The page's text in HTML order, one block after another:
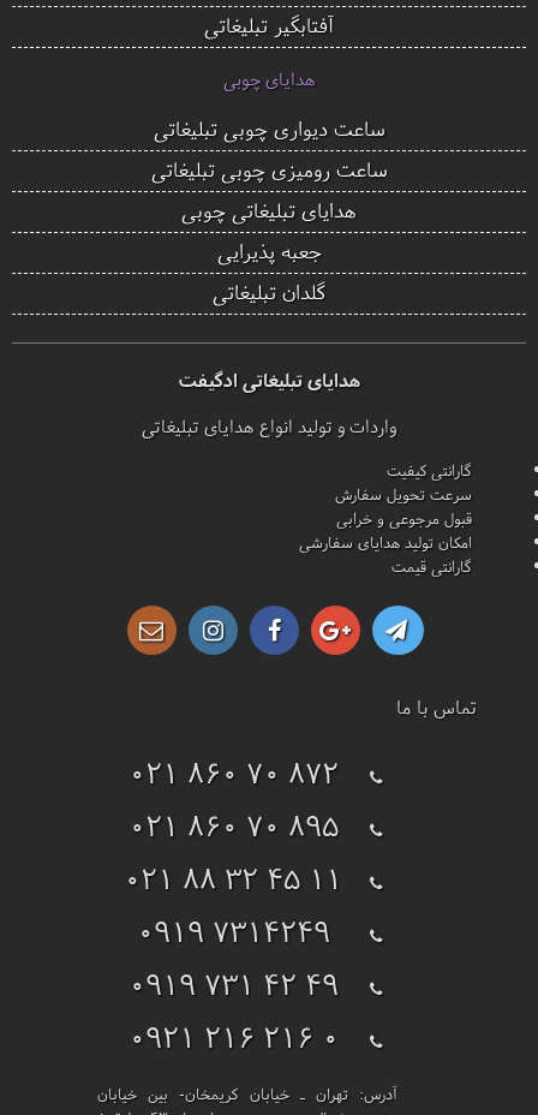
آفتابگیر تبلیغاتی
هدایای چوبی
ساعت دیواری چوبی تبلیغاتی
ساعت رومیزی چوبی تبلیغاتی
هدایای تبلیغاتی چوبی
جعبه پذیرایی
گلدان تبلیغاتی
هدایای تبلیغاتی ادگیفت
واردات و تولید انواع هدایای تبلیغاتی
گارانتی کیفیت
سرعت تحویل سفارش
قبول مرجوعی و خرابی
امکان تولید هدایای سفارشی
گارانتی قیمت
تماس با ما
021 860 70 872
021 860 70 895
021 88 32 45 11
0919 7314249
0919 731 42 49
0921 216 216 0
آدرس: تهران ـ خیابان کریمخان- بین خیابان